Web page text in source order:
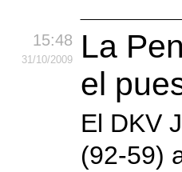
15:48
31/10/2009
La
el
El DKV
(92-59)